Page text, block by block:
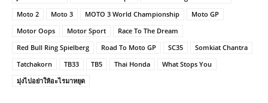
Moto 2
Moto 3 MOTO 3 World Championship
Moto GP
Motor Oops
Motor Sport
Race To The Dream
Red Bull Ring Spielberg
Road To Moto GP SC35
Somkiat Chantra
Tatchakorn
TB33 TB5 Thai Honda
What Stops You
มุ่งไปอย่าให้อะไรมาหยุด